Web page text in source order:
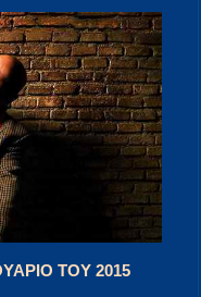
ΤΟΥ 2015